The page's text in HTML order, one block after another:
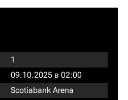
1
09.10.2025 в 02:00
Scotiabank Arena